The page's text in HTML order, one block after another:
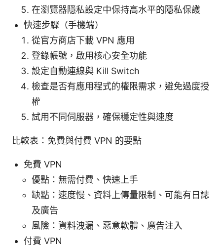
在瀏覽器隱私設定中保持高水平的隱私保護
快速步驟（手機端）
從官方商店下載 VPN 應用
登錄帳號，啟用核心安全功能
設定自動連線與 Kill Switch
檢查是否有應用程式的權限需求，避免過度授
權
試用不同伺服器，確保穩定性與速度
比較表：免費與付費 VPN 的要點
免費 VPN
優點：無需付費、快速上手
缺點：速度慢、資料上傳量限制、可能有日誌
及廣告
風險：資料洩漏、惡意軟體、廣告注入
付費 VPN